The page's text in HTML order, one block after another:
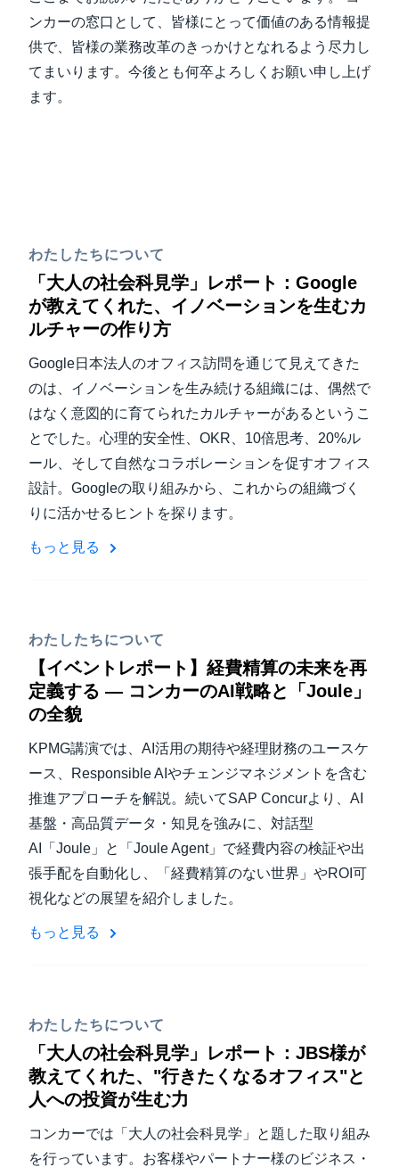
ンカーの窓口として、皆様にとって価値のある情報提
供で、皆様の業務改革のきっかけとなれるよう尽力し
てまいります。今後とも何卒よろしくお願い申し上げ
ます。
わたしたちについて
「大人の社会科見学」レポート：Google
が教えてくれた、イノベーションを生むカ
ルチャーの作り方
Google日本法人のオフィス訪問を通じて見えてきた
のは、イノベーションを生み続ける組織には、偶然で
はなく意図的に育てられたカルチャーがあるというこ
とでした。心理的安全性、OKR、10倍思考、20%ル
ール、そして自然なコラボレーションを促すオフィス
設計。Googleの取り組みから、これからの組織づく
りに活かせるヒントを探ります。
もっと見る
わたしたちについて
【イベントレポート】経費精算の未来を再
定義する — コンカーのAI戦略と「Joule」
の全貌
KPMG講演では、AI活用の期待や経理財務のユースケ
ース、Responsible AIやチェンジマネジメントを含む
推進アプローチを解説。続いてSAP Concurより、AI
基盤・高品質データ・知見を強みに、対話型
AI「Joule」と「Joule Agent」で経費内容の検証や出
張手配を自動化し、「経費精算のない世界」やROI可
視化などの展望を紹介しました。
もっと見る
わたしたちについて
「大人の社会科見学」レポート：JBS様が
教えてくれた、"行きたくなるオフィス"と
人への投資が生む力
コンカーでは「大人の社会科見学」と題した取り組み
を行っています。お客様やパートナー様のビジネス・